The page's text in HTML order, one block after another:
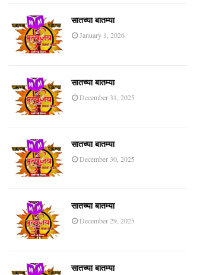
सातच्या बातम्या
January 1, 2026
सातच्या बातम्या
December 31, 2025
सातच्या बातम्या
December 30, 2025
सातच्या बातम्या
December 29, 2025
सातच्या बातम्या